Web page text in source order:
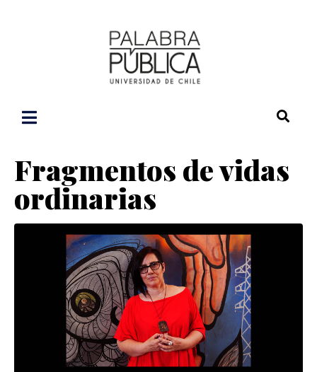
Fragmentos de vidas
ordinarias